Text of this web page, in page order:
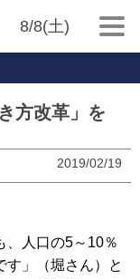
8/8(土)
方改革」を
2019/02/19
人口の5～10％
す」（堀さん）と